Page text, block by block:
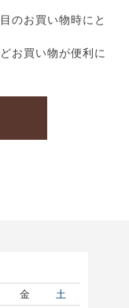
のお買い物時にと
お買い物が便利に
金
土